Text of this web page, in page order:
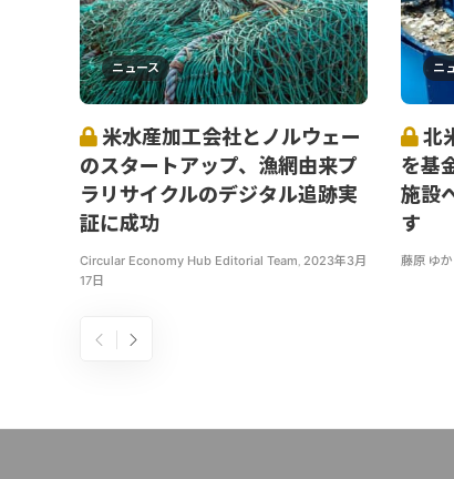
ニュース
米水産加工会社とノルウェー
のスタートアップ、漁網由来プ
ラリサイクルのデジタル追跡実
証に成功
Circular Economy Hub Editorial Team 2023年3月
17日
ニ
北
を基
施設
す
藤原 ゆか